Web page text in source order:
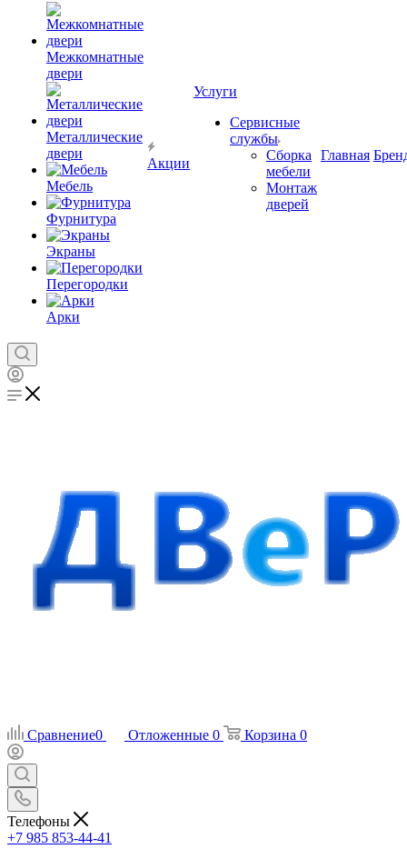
Межкомнатные
двери
Металлические
двери
Мебель
Фурнитура
Экраны
Перегородки
Арки
Акции
Услуги
Сервисные
службы
Сборка
мебели
Монтаж
дверей
Главная
Сравнение0 Отложенные 0 Корзина 0
Телефоны
+7 985 853-44-41